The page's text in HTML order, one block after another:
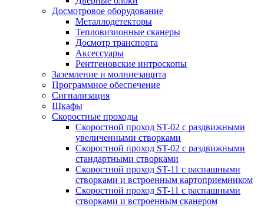
Досмотровое оборудование
Металлодетекторы
Тепловизионные сканеры
Досмотр транспорта
Аксессуары
Рентгеновские интроскопы
Заземление и молниезащита
Программное обеспечение
Сигнализация
Шкафы
Скоростные проходы
Скоростной проход ST-02 с раздвижными
увеличенными створками
Скоростной проход ST-02 с раздвижными
стандартными створками
Скоростной проход ST-11 с распашными
створками и встроенным картоприемником
Скоростной проход ST-11 с распашными
створками и встроенным сканером